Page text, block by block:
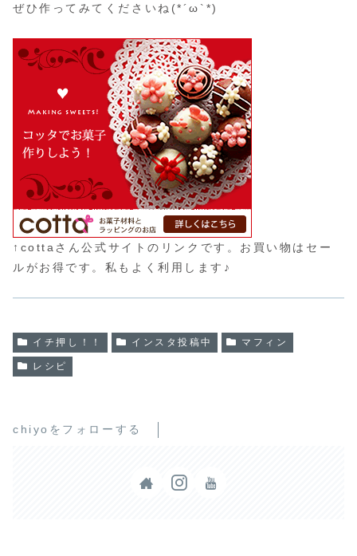
ぜひ作ってみてくださいね(*´ω`*)
↑cottaさん公式サイトのリンクです。お買い物はセー
ルがお得です。私もよく利用します♪
イチ押し！！ インスタ投稿中 マフィン
レシピ
chiyoをフォローする